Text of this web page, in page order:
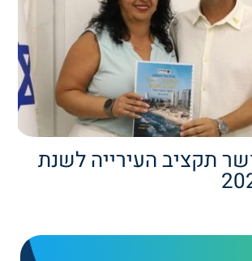
תקציב העירייה לשנת